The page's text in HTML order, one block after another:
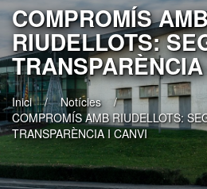
COMPROMÍS
RIUDELLOTS:
Inici
Notícies
COMPROMÍS AMB RIUDELLOTS:
TRANSPARÈNCIA I CANVI